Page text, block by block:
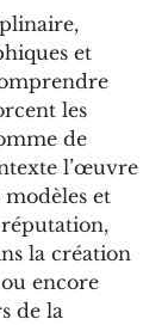
et
les
de
l’œuvre
et
la création
encore
de la